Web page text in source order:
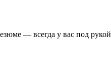
— всегда у вас под рукой